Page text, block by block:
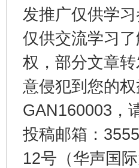
发推广仅供学
仅供交流学习
权，部分文章
意侵犯到您的
GAN160003，
投稿邮箱：
12号（华声国
千年窑火 生生不息